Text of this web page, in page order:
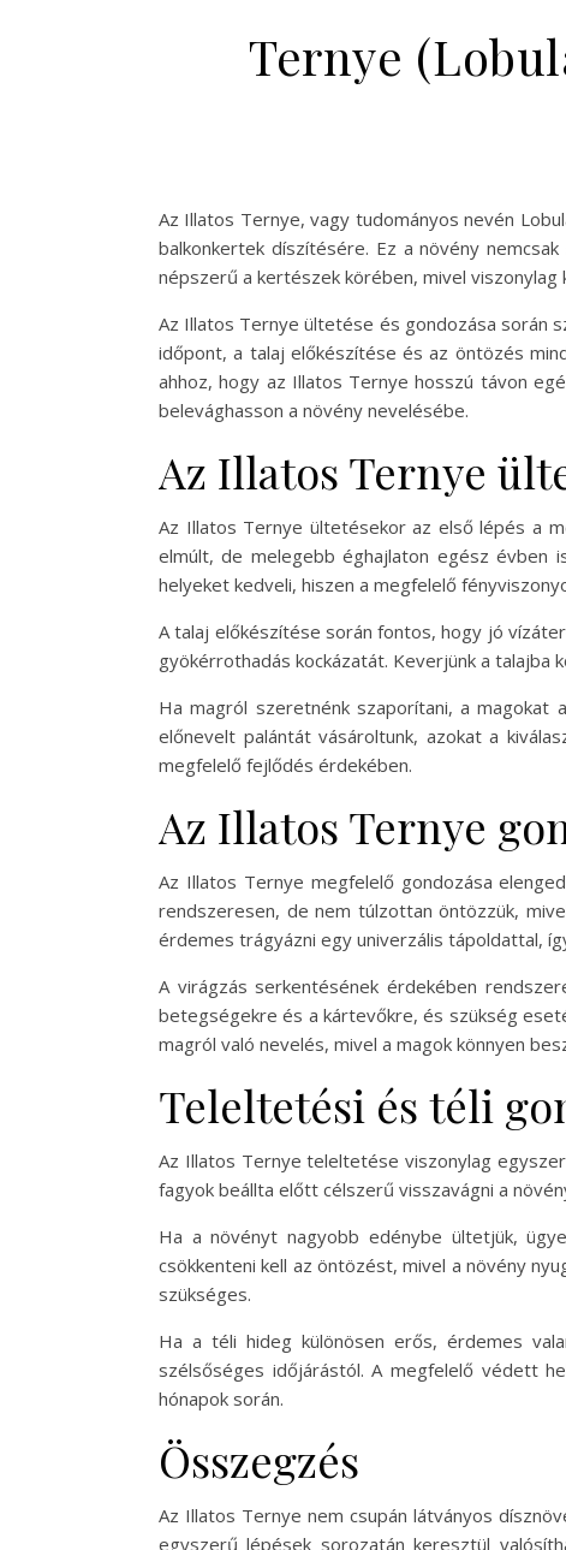
Ternye
Az Illatos Ternye, vagy tudományos nevén
balkonkertek díszítésére. Ez a növény
népszerű a kertészek körében, mivel
Az Illatos Ternye ültetése és gondozása során
időpont, a talaj előkészítése és az öntözés
ahhoz, hogy az Illatos Ternye hosszú távon
belevághasson a növény nevelésébe.
Az Illatos Ternye
Az Illatos Ternye ültetésekor az első lépés a
elmúlt, de melegebb éghajlaton egész évben
helyeket kedveli, hiszen a megfelelő
A talaj előkészítése során fontos, hogy jó
gyökérrothadás kockázatát. Keverjünk a
Ha magról szeretnénk szaporítani, a magokat
előnevelt palántát vásároltunk, azokat a
megfelelő fejlődés érdekében.
Az Illatos Ternye
Az Illatos Ternye megfelelő gondozása
rendszeresen, de nem túlzottan öntözzük,
érdemes trágyázni egy univerzális tápoldattal,
A virágzás serkentésének érdekében
betegségekre és a kártevőkre, és szükség
magról való nevelés, mivel a magok könnyen
Teleltetési és téli
Az Illatos Ternye teleltetése viszonylag
fagyok beállta előtt célszerű visszavágni a
Ha a növényt nagyobb edénybe ültetjük,
csökkenteni kell az öntözést, mivel a növény
szükséges.
Ha a téli hideg különösen erős, érdemes
szélsőséges időjárástól. A megfelelő védett
hónapok során.
Összegzés
Az Illatos Ternye nem csupán látványos
egyszerű lépések sorozatán keresztül